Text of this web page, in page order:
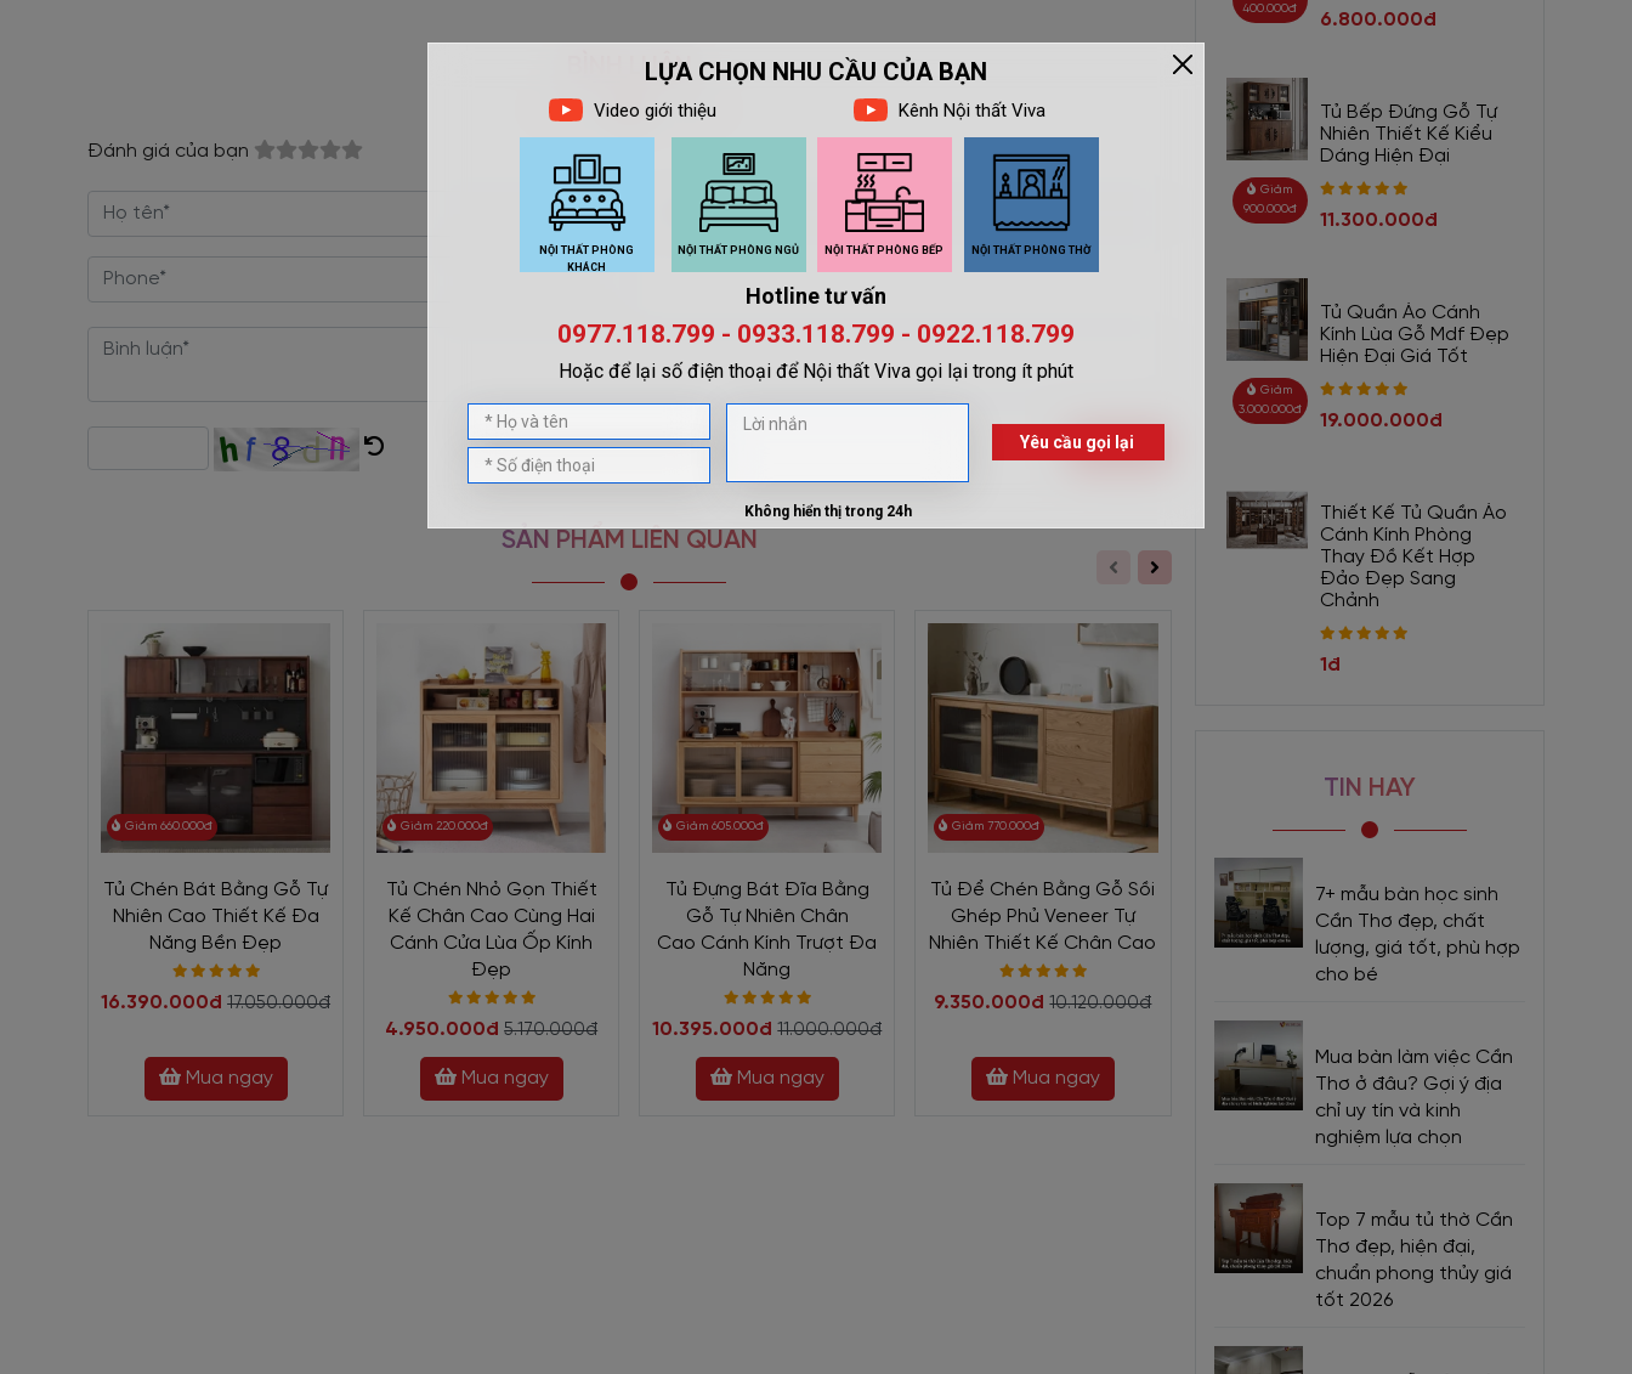
+ Tạo không gian sống đẹp mắt và gần gũi với tự nhiên.
+ Tiện ích cao với công năng lưu trữ những món đồ tạo nên không gian gọn gàng và tiện ích nhất khi sử dụng.
+ Màu sắc, kích thước, chất liệu có thể thay đổi theo yêu cầu của khách hàng.
+ Đặt hàng theo yêu cầu.
+ Giá thành cạnh tranh, hấp dẫn trên thị trường.
Tủ Chén Bằng Gỗ Đẹp Thiết Kế Cao Cùng Cửa Lùa Ốp Kính Bền Bỉ sẽ khiến mọi vị khách không thể rời mắt bởi vẻ ngoài hấp dẫn.
Sản phẩm đã trải qua quy trình xử lý bằng dây chuyền hiện đại nhất nên có chất lượng cao. Cùng khám phá ngay chi tiết
bằng gỗ đẹp nhé!
BÌNH LUẬN
Đánh giá của bạn
Gửi
SẢN PHẨM LIÊN QUAN
Giảm 660.000đ
Tủ Chén Bát Bằng Gỗ Tự
Nhiên Cao Thiết Kế Đa
Năng Bền Đẹp
16.390.000đ 17.050.000đ
Mua ngay
Giảm 220.000đ
Tủ Chén Nhỏ Gọn Thiết
Kế Chân Cao Cùng Hai
Cánh Cửa Lùa Ốp Kính
Đẹp
4.950.000đ 5.170.000đ
Mua ngay
Giảm 605.000đ
Tủ Đựng Bát Đĩa Bằng
Gỗ Tự Nhiên Chân
Cao Cánh Kính Trượt Đa
Năng
10.395.000đ 11.000.000đ
Mua ngay
Giảm 770.000đ
Tủ Để Chén Bằng Gỗ Sồi
Ghép Phủ Veneer Tự
Nhiên Thiết Kế Chân Cao
9.350.000đ 10.120.000đ
Mua ngay
Tủ Để Ly Chén Bằng Gỗ
Ghép Phủ Veneer Sồi Tự
Nhiên Thiết Kế Chân Cao
Mua ngay
Tủ Gỗ Đựng
Không Gian
400.000đ
6.800.000đ
Giảm
900.000đ
Tủ Bếp Đứng Gỗ Tự
Nhiên Thiết Kế Kiểu
Dáng Hiện Đại
11.300.000đ
Giảm
3.000.000đ
Tủ Quần Áo Cánh
Kính Lùa Gỗ Mdf Đẹp
Hiện Đại Giá Tốt
19.000.000đ
Thiết Kế Tủ Quần Áo
Cánh Kính Phòng
Thay Đồ Kết Hợp
Đảo Đẹp Sang
Chảnh
1đ
TIN HAY
7+ mẫu bàn học sinh
Cần Thơ đẹp, chất
lượng, giá tốt, phù hợp
cho bé
Mua bàn làm việc Cần
Thơ ở đâu? Gợi ý địa
chỉ uy tín và kinh
nghiệm lựa chọn
Top 7 mẫu tủ thờ Cần
Thơ đẹp, hiện đại,
chuẩn phong thủy giá
tốt 2026